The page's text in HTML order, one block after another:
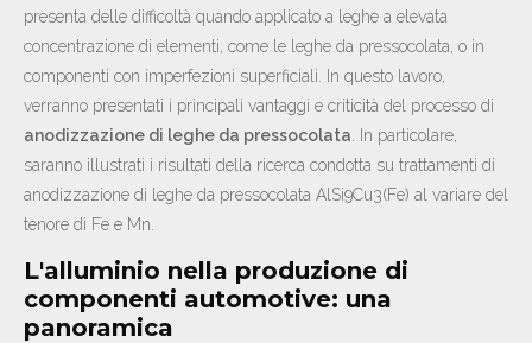
presenta delle difficoltà quando applicato a leghe a elevata
concentrazione di elementi, come le leghe da pressocolata, o in
componenti con imperfezioni superficiali. In questo lavoro,
verranno presentati i principali vantaggi e criticità del processo di
anodizzazione di leghe da pressocolata . In particolare,
saranno illustrati i risultati della ricerca condotta su trattamenti di
anodizzazione di leghe da pressocolata AlSi9Cu3(Fe) al variare del
tenore di Fe e Mn.
L'alluminio nella produzione di
componenti automotive: una
panoramica